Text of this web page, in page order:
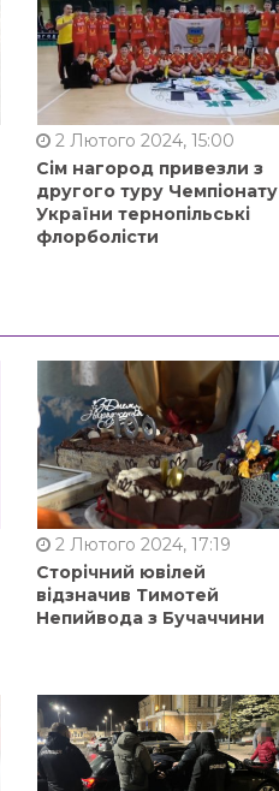
2 Лютого 2024, 15:00
Сім нагород привезли з
другого туру Чемпіонату
України тернопільські
флорболісти
2 Лютого 2024, 17:19
Сторічний ювілей
відзначив Тимотей
Непийвода з Бучаччини